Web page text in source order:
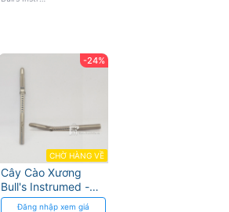
-24%
CHỜ HÀNG VỀ
Cây Cào Xương
Bull's Instrumed -
Chính xác và Bền bỉ
Đăng nhập xem giá